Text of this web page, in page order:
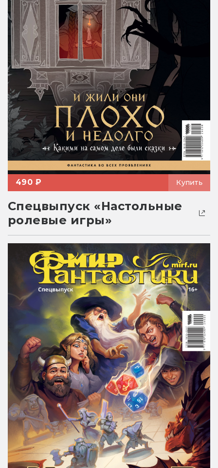
490 ₽ Купить
Спецвыпуск «Настольные
ролевые игры»